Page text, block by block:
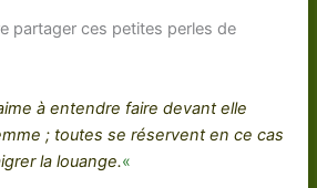
partager ces petites perles de
à entendre faire devant elle
; toutes se réservent en ce cas
la louange.«